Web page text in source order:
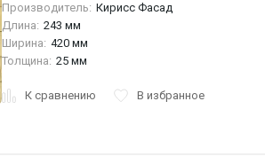
Производитель: Кирисс Фасад
Длина: 243 мм
Ширина: 420 мм
Толщина: 25 мм
К сравнению В избранное